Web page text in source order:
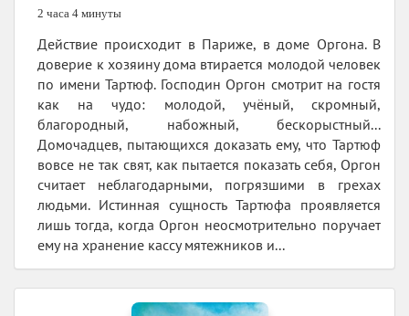
2 часа 4 минуты
Действие происходит в Париже, в доме Оргона. В
доверие к хозяину дома втирается молодой человек
по имени Тартюф. Господин Оргон смотрит на гостя
как на чудо: молодой, учёный, скромный,
благородный, набожный, бескорыстный...
Домочадцев, пытающихся доказать ему, что Тартюф
вовсе не так свят, как пытается показать себя, Оргон
считает неблагодарными, погрязшими в грехах
людьми. Истинная сущность Тартюфа проявляется
лишь тогда, когда Оргон неосмотрительно поручает
ему на хранение кассу мятежников и...